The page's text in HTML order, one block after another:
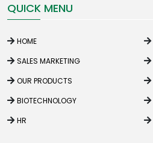
QUICK MENU
HOME
SALES MARKETING
OUR PRODUCTS
BIOTECHNOLOGY
HR